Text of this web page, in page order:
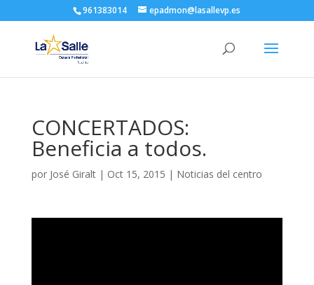
961383014 epadmon@lasallevp.es
CONCERTADOS:
Beneficia a todos.
por José Giralt| Oct 15, 2015 | Noticias del centro